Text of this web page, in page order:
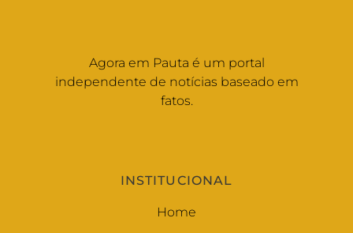
Agora em Pauta é um portal
independente de notícias baseado em
fatos.
INSTITUCIONAL
Home